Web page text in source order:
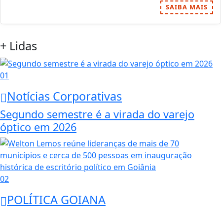
SAIBA MAIS
+ Lidas
01
Notícias Corporativas
Segundo semestre é a virada do varejo
óptico em 2026
02
POLÍTICA GOIANA